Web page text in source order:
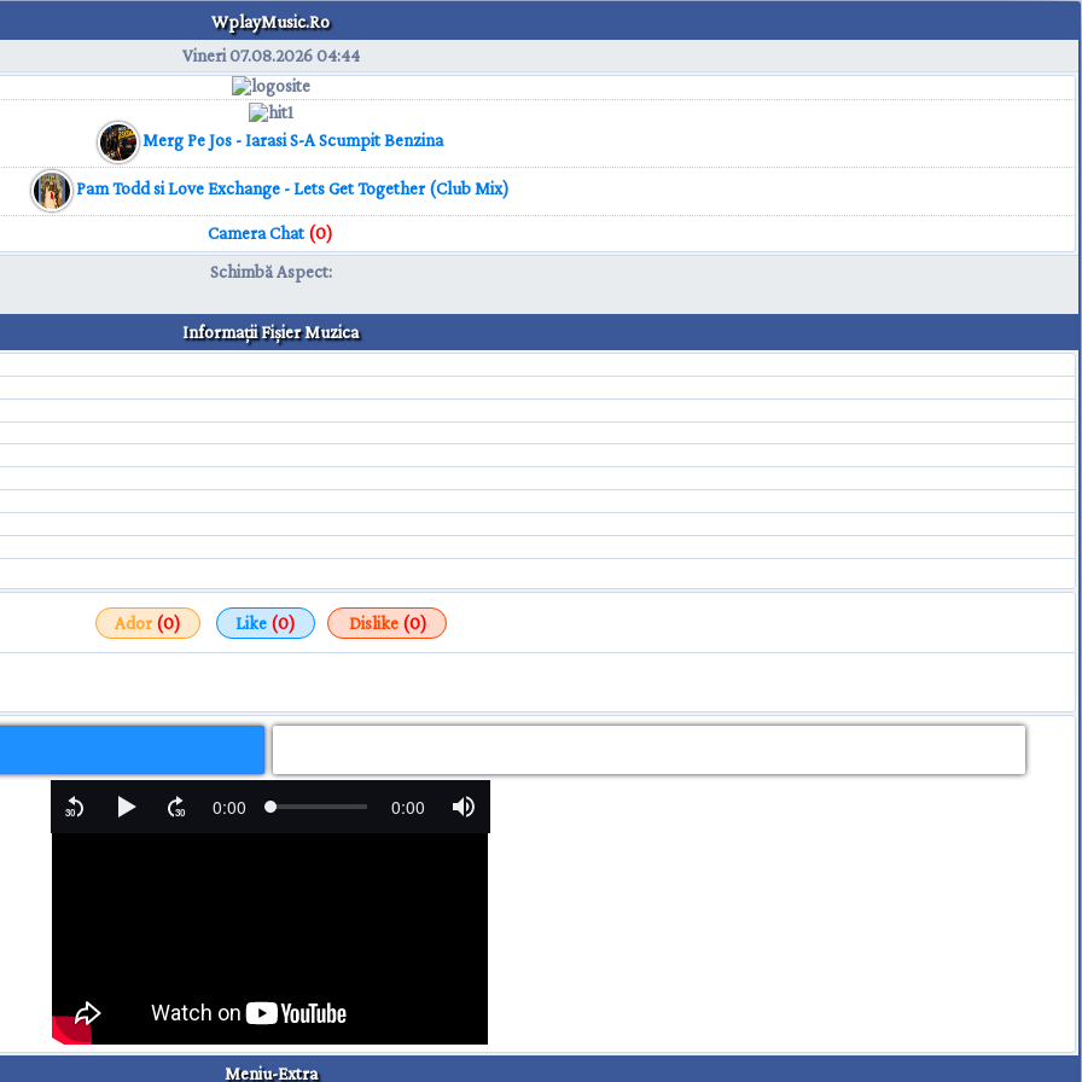
WplayMusic.Ro
Vineri 07.08.202604:44
Merg Pe Jos - Iarasi S-A Scumpit Benzina
Pam Todd si Love Exchange - Lets Get Together (Club Mix)
Camera Chat(0)
Schimbă Aspect:
Informaţii Fişier Muzica
Ador(0) Like (0) Dislike (0)
Meniu-Extra